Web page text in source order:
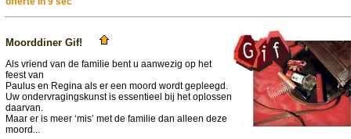
Moorddiner Gif!
Als vriend van de familie bent u aanwezig op het
feest van
Paulus en Regina als er een moord wordt gepleegd.
Uw ondervragingskunst is essentieel bij het oplossen
daarvan.
Maar er is meer ‘mis’ met de familie dan alleen deze
moord...